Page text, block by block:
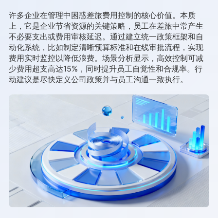
许多企业在管理中困惑差旅费用控制的核心价值。本质
上，它是企业节省资源的关键策略，员工在差旅中常产生
不必要支出或费用审核延迟。通过建立统一政策框架和自
动化系统，比如制定清晰预算标准和在线审批流程，实现
费用实时监控以降低浪费。场景分析显示，高效控制可减
少费用超支高达15%，同时提升员工自觉性和合规率。行
动建议是尽快定义公司政策并与员工沟通一致执行。